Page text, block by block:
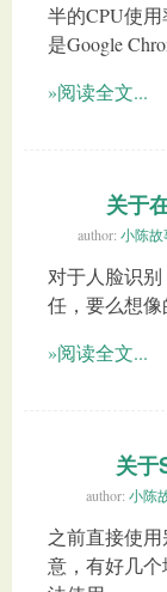
半的CPU使
是Google
»阅读全文...
关于
author: 小陈故
对于人脸识
任，要么想像
»阅读全文...
关于
author: 小陈
之前直接使
意，有好几